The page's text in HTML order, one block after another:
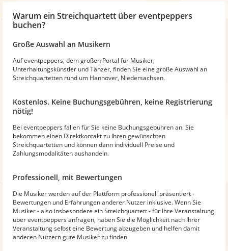
Warum ein Streichquartett über eventpeppers
buchen?
Große Auswahl an Musikern
Auf eventpeppers, dem großen Portal für Musiker,
Unterhaltungskünstler und Tänzer, finden Sie eine große Auswahl an
Streichquartetten rund um Hannover, Niedersachsen.
Kostenlos. Keine Buchungsgebühren, keine Registrierung
nötig!
Bei eventpeppers fallen für Sie keine Buchungsgebühren an. Sie
bekommen einen Direktkontakt zu Ihren gewünschten
Streichquartetten und können dann individuell Preise und
Zahlungsmodalitäten aushandeln.
Professionell, mit Bewertungen
Die Musiker werden auf der Plattform professionell präsentiert -
Bewertungen und Erfahrungen anderer Nutzer inklusive. Wenn Sie
Musiker - also insbesondere ein Streichquartett - für Ihre Veranstaltung
über eventpeppers anfragen, haben Sie die Möglichkeit nach Ihrer
Veranstaltung selbst eine Bewertung abzugeben und helfen damit
anderen Nutzern gute Musiker zu finden.